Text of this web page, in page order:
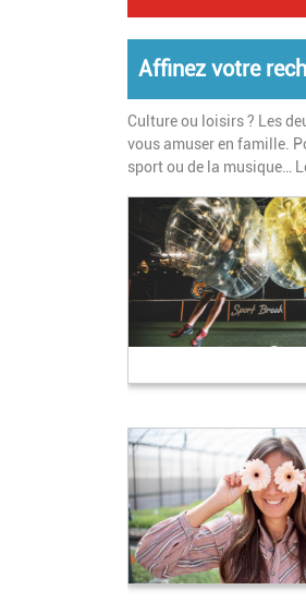
Affinez votre
Culture ou loisirs ? Les
vous amuser en famille.
sport ou de la musique…